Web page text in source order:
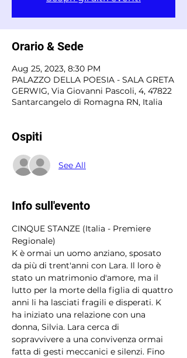
Orario & Sede
Aug 25, 2023, 8:30 PM
PALAZZO DELLA POESIA - SALA GRETA
GERWIG, Via Giovanni Pascoli, 4, 47822
Santarcangelo di Romagna RN, Italia
Ospiti
See All
Info sull'evento
CINQUE STANZE (Italia - Premiere
Regionale)
K è ormai un uomo anziano, sposato
da più di trent'anni con Lara. Il loro è
stato un matrimonio d'amore, ma il
lutto per la morte della figlia di quattro
anni li ha lasciati fragili e disperati. K
ha iniziato una relazione con una
donna, Silvia. Lara cerca di
sopravvivere a una convivenza ormai
fatta di gesti meccanici e silenzi. Fino